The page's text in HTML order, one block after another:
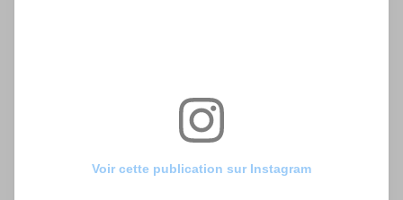
Voir cette publication sur Instagram